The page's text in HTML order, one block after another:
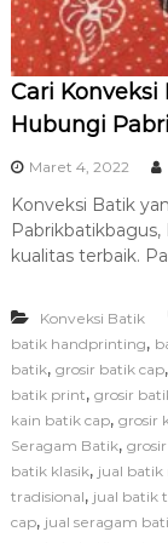
Cari
Hubungi
Maret 4, 2022
Konveksi Batik
kualitas terbaik.
Konveksi Batik
batik handprinting,
batik, grosir batik cap,
batik print, grosir
kain batik cap, grosir
Seragam Batik,
batik klasik, jual batik
tradisional, jual batik
cap, jual seragam